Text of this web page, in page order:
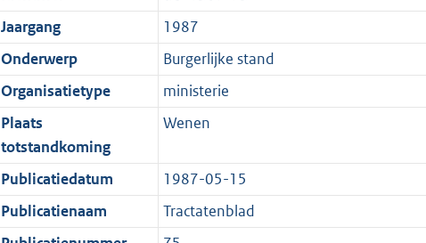
i
n
f
o
r
m
a
a
t
K
b
e
i
n
f
o
r
m
a
a
t
K
b
o
o
t
t
e
:
K
b
r
o
t
t
e
2
K
b
Jaargang
1987
Onderwerp
Burgerlijke stand
Organisatietype
ministerie
Plaats
totstandkoming
Wenen
Publicatiedatum
1987-05-15
Publicatienaam
Tractatenblad